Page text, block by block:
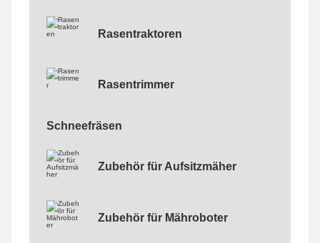
Rasentraktoren
Rasentraktoren
Rasentrimmer
Rasentrimmer
Schneefräsen
Schneefräsen
Zubehör für Aufsitzmäher
Zubehör für Aufsitzmäher
Zubehör für Mähroboter
Zubehör für Mähroboter